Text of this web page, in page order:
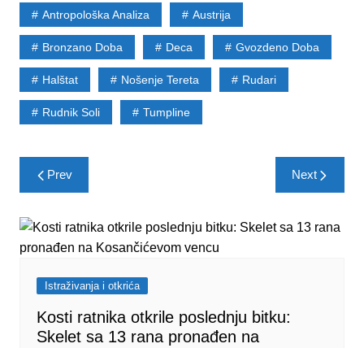
Antropološka Analiza Austrija
Bronzano Doba Deca Gvozdeno Doba
Halštat Nošenje Tereta Rudari
Rudnik Soli Tumpline
Post
navigation
Prev Next
Istraživanja i otkrića
Kosti ratnika otkrile poslednju bitku:
Skelet sa 13 rana pronađen na